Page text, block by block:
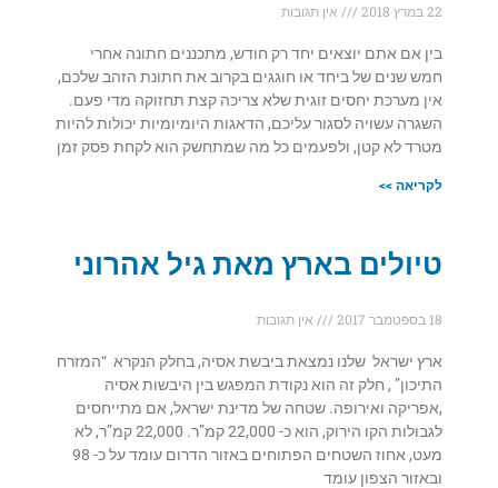
22 במרץ 2018 אין תגובות
בין אם אתם יוצאים יחד רק חודש, מתכננים חתונה אחרי
חמש שנים של ביחד או חוגגים בקרוב את חתונת הזהב שלכם,
אין מערכת יחסים זוגית שלא צריכה קצת תחזוקה מדי פעם.
השגרה עשויה לסגור עליכם, הדאגות היומיומיות יכולות להיות
מטרד לא קטן, ולפעמים כל מה שמתחשק הוא לקחת פסק זמן
לקריאה >>
טיולים בארץ מאת גיל אהרוני
18 בספטמבר 2017 אין תגובות
ארץ ישראל שלנו נמצאת ביבשת אסיה, בחלק הנקרא “המזרח
התיכון” , חלק זה הוא נקודת המפגש בין היבשות אסיה
,אפריקה ואירופה. שטחה של מדינת ישראל, אם מתייחסים
לגבולות הקו הירוק, הוא כ- 22,000 קמ”ר. 22,000 קמ”ר, לא
מעט, אחוז השטחים הפתוחים באזור הדרום עומד על כ- 98
ובאזור הצפון עומד